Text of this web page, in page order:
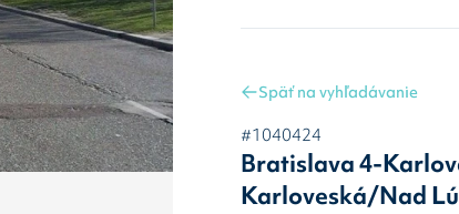
Späť na vyhľadávanie
#1040424
Bratislava 4-
Karloveská/Nad